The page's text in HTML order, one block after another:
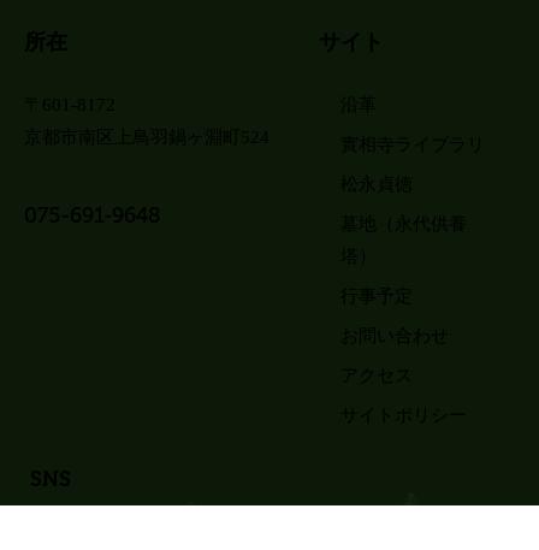
所在
〒601-8172
京都市南区上鳥羽鍋ヶ淵町524
075-691-9648
サイト
沿革
實相寺ライブラリ
松永貞徳
墓地（永代供養
塔）
行事予定
お問い合わせ
アクセス
サイトポリシー
SNS